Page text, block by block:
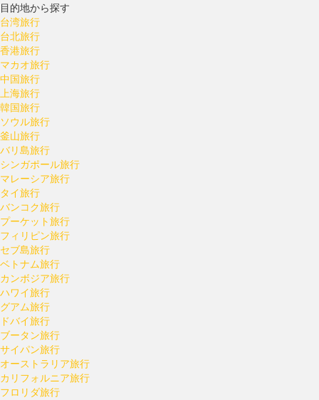
目的地から探す
台湾旅行
台北旅行
香港旅行
マカオ旅行
中国旅行
上海旅行
韓国旅行
ソウル旅行
釜山旅行
バリ島旅行
シンガポール旅行
マレーシア旅行
タイ旅行
バンコク旅行
プーケット旅行
フィリピン旅行
セブ島旅行
ベトナム旅行
カンボジア旅行
ハワイ旅行
グアム旅行
ドバイ旅行
ブータン旅行
サイパン旅行
オーストラリア旅行
カリフォルニア旅行
フロリダ旅行